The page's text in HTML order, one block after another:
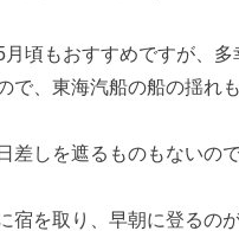
頃もおすすめですが、
で、東海汽船の船の揺れ
差しを遮るものもないの
宿を取り、早朝に登るの